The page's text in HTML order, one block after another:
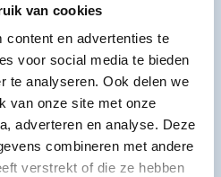
van cookies
content en advertenties te
voor social media te bieden
te analyseren. Ook delen we
van onze site met onze
adverteren en analyse. Deze
combineren met andere
verstrekt of die ze hebben
van kunstgras